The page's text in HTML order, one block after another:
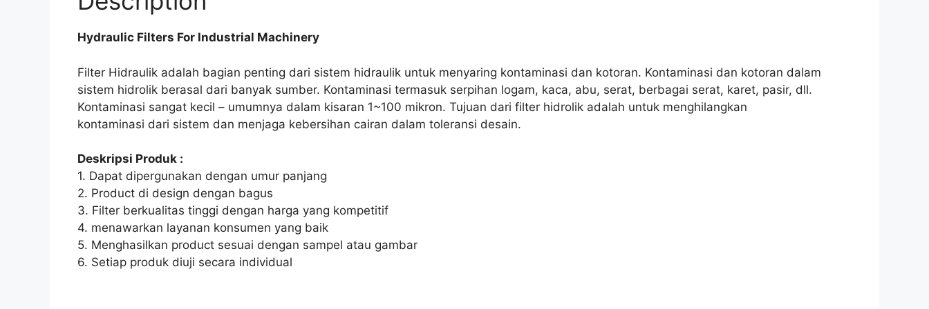
Hydraulic Filters For Industrial Machinery
Filter Hidraulik adalah bagian penting dari sistem hidraulik untuk menyaring kontaminasi dan kotoran. Kontaminasi dan kotoran dalam
sistem hidrolik berasal dari banyak sumber. Kontaminasi termasuk serpihan logam, kaca, abu, serat, berbagai serat, karet, pasir, dll.
Kontaminasi sangat kecil – umumnya dalam kisaran 1~100 mikron. Tujuan dari filter hidrolik adalah untuk menghilangkan
kontaminasi dari sistem dan menjaga kebersihan cairan dalam toleransi desain.
Deskripsi Produk :
1. Dapat dipergunakan dengan umur panjang
2. Product di design dengan bagus
3. Filter berkualitas tinggi dengan harga yang kompetitif
4. menawarkan layanan konsumen yang baik
5. Menghasilkan product sesuai dengan sampel atau gambar
6. Setiap produk diuji secara individual